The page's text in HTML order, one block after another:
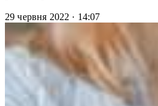
29 червня 2022 · 14:07